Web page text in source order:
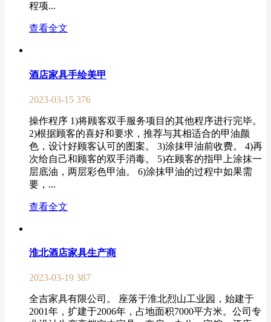
程项...
查看全文
酒店家具手绘美甲
2023-03-15 376
操作程序 1)将顾客双手服务项目的其他程序进行完毕。
2)根据顾客的喜好和要求，推荐与其相适合的甲油颜
色，设计好顾客认可的图案。 3)涂抹甲油前收费。 4)再
次给自己和顾客的双手消毒。 5)在顾客的指甲上涂抹一
层底油，两层彩色甲油。 6)涂抹甲油的过程中如果需
要，...
查看全文
淮北酒店家具生产商
2023-03-19 387
全吉家具有限公司。 座落于淮北烈山工业园，始建于
2001年，扩建于2006年，占地面积7000平方米。公司专